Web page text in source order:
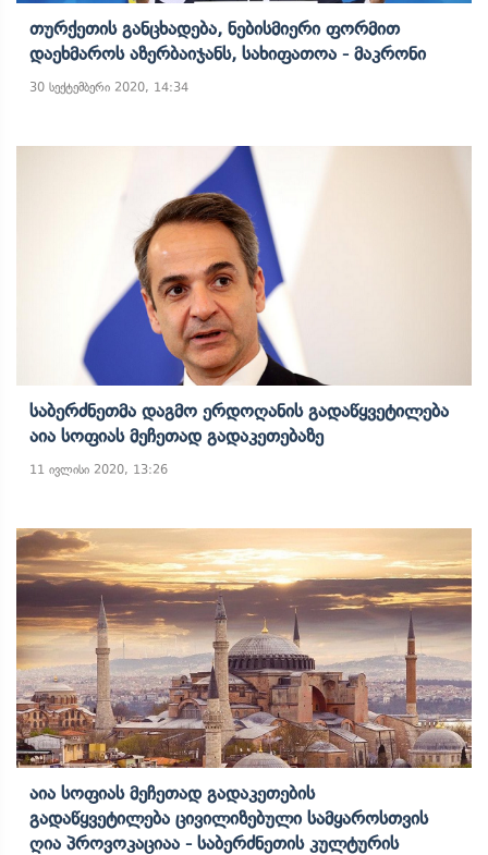
Თურქეთის Განცხადება, Ნებისმიერი Ფორმით
Დაეხმაროს Აზერბაიჯანს, Სახიფათოა - Მაკრონი
30 სექტემბერი 2020, 14:34
Საბერძნეთმა Დაგმო Ერდოღანის Გადაწყვეტილება
Აია Სოფიას Მეჩეთად Გადაკეთებაზე
11 ივლისი 2020, 13:26
Აია Სოფიას Მეჩეთად Გადაკეთების
Გადაწყვეტილება Ცივილიზებული Სამყაროსთვის
Ღია Პროვოკაციაა - Საბერძნეთის Კულტურის